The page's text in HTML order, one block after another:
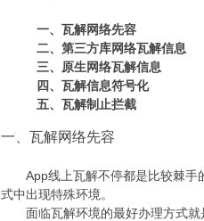
一、瓦解网络先容
二、第三方库网络瓦解信息
三、原生网络瓦解信息
四、瓦解信息符号化
五、瓦解制止拦截
一、瓦解网络先容
App线上瓦解不停都是比较棘手的
式中出现特殊环境。
面临瓦解环境的最好办理方式就